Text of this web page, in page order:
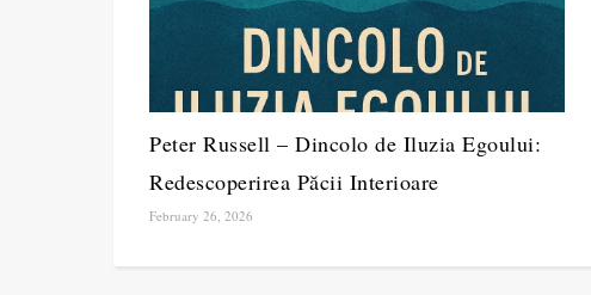
Peter Russell – Dincolo de Iluzia Egoului:
Redescoperirea Păcii Interioare
February 26, 2026